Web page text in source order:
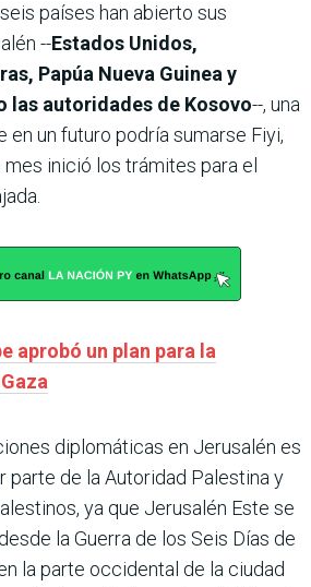
países han abierto sus
--Estados Unidos,
Papúa Nueva Guinea y
las autoridades de Kosovo--, una
en un futuro podría sumarse Fiyi,
inició los trámites para el
aprobó un plan para la
diplomáticas en Jerusalén es
de la Autoridad Palestina y
ya que Jerusalén Este se
la Guerra de los Seis Días de
la parte occidental de la ciudad